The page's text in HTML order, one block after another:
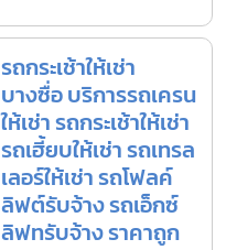
รถกระเช้าให้เช่า
บางซื่อ บริการรถเครน
ให้เช่า รถกระเช้าให้เช่า
รถเฮี้ยบให้เช่า รถเทรล
เลอร์ให้เช่า รถโฟลค์
ลิฟต์รับจ้าง รถเอ็กซ์
ลิฟทรับจ้าง ราคาถูก